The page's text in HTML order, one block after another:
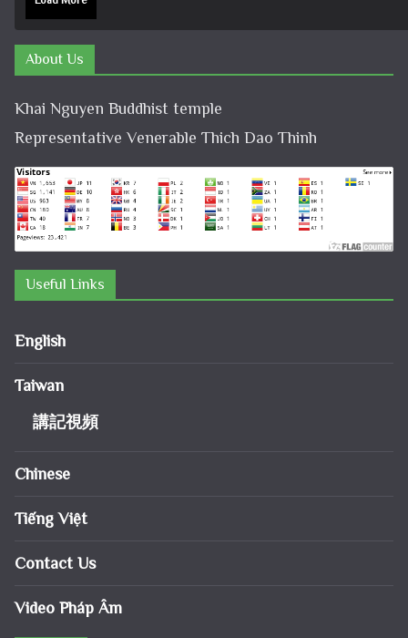
About Us
Khai Nguyen Buddhist temple
Representative Venerable Thich Dao Thinh
Useful Links
English
Taiwan
講記視頻
Chinese
Tiếng Việt
Contact Us
Video Pháp Âm